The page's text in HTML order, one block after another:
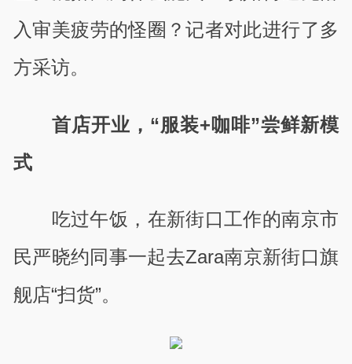
入审美疲劳的怪圈？记者对此进行了多
方采访。
首店开业，“服装+咖啡”尝鲜新模
式
吃过午饭，在新街口工作的南京市
民严晓约同事一起去Zara南京新街口旗
舰店“扫货”。